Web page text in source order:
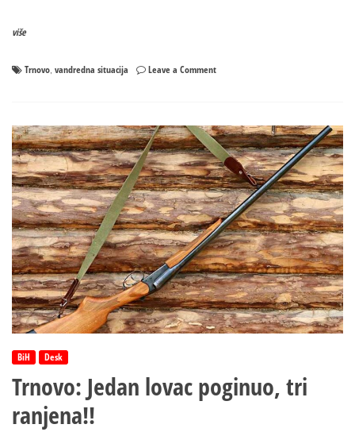
više
Trnovo, vandredna situacija Leave a Commenton
vanredna
situacija
BiH Desk
Trnovo: Jedan lovac poginuo, tri
ranjena!!